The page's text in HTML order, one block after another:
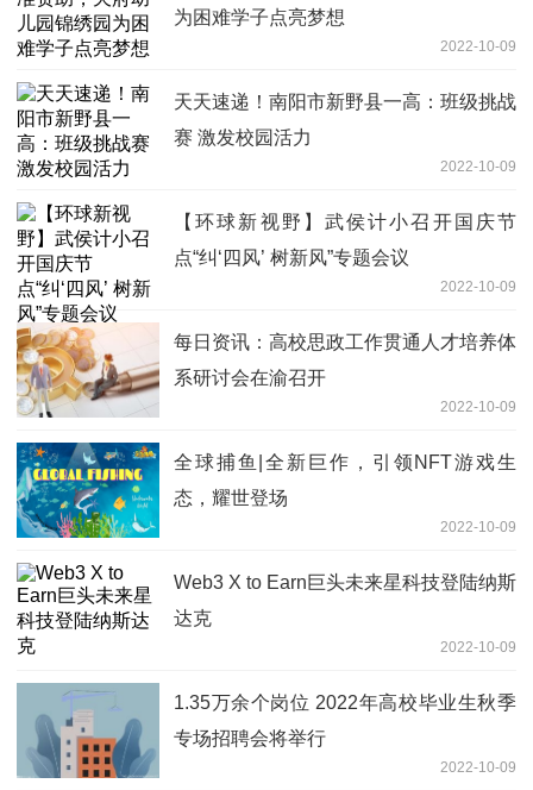
为困难学子点亮梦想
2022-10-09
天天速递！南阳市新野县一高：班级挑战
赛 激发校园活力
2022-10-09
【环球新视野】武侯计小召开国庆节
点“纠‘四风’ 树新风”专题会议
2022-10-09
每日资讯：高校思政工作贯通人才培养体
系研讨会在渝召开
2022-10-09
全球捕鱼|全新巨作，引领NFT游戏生
态，耀世登场
2022-10-09
Web3 X to Earn巨头未来星科技登陆纳斯
达克
2022-10-09
1.35万余个岗位 2022年高校毕业生秋季
专场招聘会将举行
2022-10-09